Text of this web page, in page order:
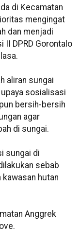
di Kecamatan
mengingat
dan menjadi
II DPRD Gorontalo
aliran sungai
sosialisasi
bersih-bersih
agar
di sungai.
sungai di
sebab
hutan
Anggrek